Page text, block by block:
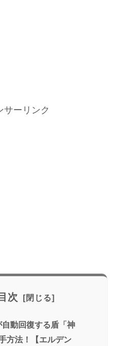
サーリンク
次
動回復する盾「神
方法！【エルデン